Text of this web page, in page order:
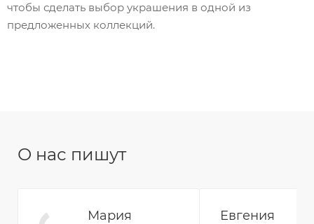
чтобы сделать выбор украшения в одной из
предложенных коллекций.
О нас пишут
Мария Евгения